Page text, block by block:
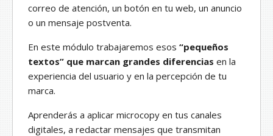
correo de atención, un botón en tu web, un anuncio
o un mensaje postventa.
En este módulo trabajaremos esos “pequeños
textos” que marcan grandes diferencias en la
experiencia del usuario y en la percepción de tu
marca.
Aprenderás a aplicar microcopy en tus canales
digitales, a redactar mensajes que transmitan